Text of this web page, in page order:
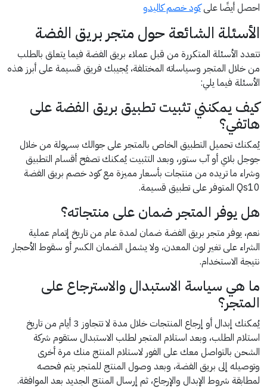
احصل أيضًا علىكود خصم كاليدو
الأسئلة الشائعة حول متجر بريق الفضة
تتعدد الأسئلة المتكررة من قبل عملاء بريق الفضة فيما يتعلق بالطلب
من خلال المتجر وسياساته المختلفة، يُجيبك فريق قسيمة على أبرز هذه
الأسئلة فيما يلي:
كيف يمكنني تثبيت تطبيق بريق الفضة على
هاتفي؟
يُمكنك تحميل التطبيق الخاص بالمتجر على جوالك بسهولة من خلال
جوجل بلاي أو آب ستور، وبعد التثبيت يُمكنك تصفح أقسام التطبيق
وشراء ما تريده من منتجات بأسعار مميزة مع كود خصم بريق الفضة
Qs10 المتوفر على تطبيق قسيمة.
هل يوفر المتجر ضمان على منتجاته؟
نعم، يوفر متجر بريق الفضة ضمان لمدة عام من تاريخ إتمام عملية
الشراء على تغير لون المعدن، ولا يشمل الضمان الكسر أو سقوط الأحجار
نتيجة الاستخدام.
ما هي سياسة الاستبدال والاسترجاع على
المتجر؟
يُمكنك إبدال أو إرجاع المنتجات خلال مدة لا تتجاوز 3 أيام من تاريخ
استلام الطلب، وبعد استلام المتجر لطلب الاستبدال ستقوم شركة
الشحن بالتواصل معك على الفور لاستلام المنتج منك مرة أخرى
وتوصيله إلى بريق الفضة، وبعد وصول المنتج للمتجر يتم فحصه
لمطابقة شروط الإبدال والإرجاع، ثم إرسال المنتج الجديد بعد الموافقة.